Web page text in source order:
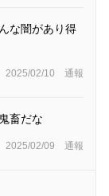
な闇があり得
2025/02/10 通報
畜だな
2025/02/09 通報